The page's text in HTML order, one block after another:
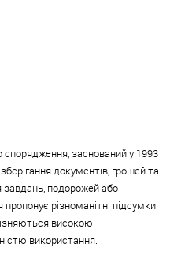
спорядження, заснований у 1993
документів, грошей та
завдань, подорожей або
різноманітні підсумки
високою
використання.